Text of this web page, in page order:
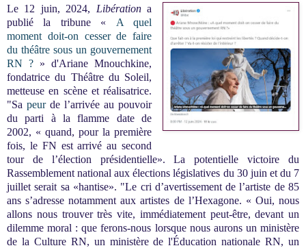
Le 12 juin, 2024, Libérationa
publié la tribune « A quel
moment doit-on cesser de faire
du théâtre sous un gouvernement
RN ? » d'Ariane Mnouchkine,
fondatrice du Théâtre du Soleil,
metteuse en scène et réalisatrice.
"Sa peurde l’arrivée au pouvoir
du parti à la flamme date de
2002, « quand, pour la première
fois, le FN est arrivé au second
tour de l’élection présidentielle». La potentielle victoire du
Rassemblement national aux élections législatives du 30 juin et du 7
juillet serait sa «hantise». "Le cri d’avertissement de l’artiste de 85
ans s’adresse notamment aux artistes de l’Hexagone. « Oui, nous
allons nous trouver très vite, immédiatement peut-être, devant un
dilemme moral : que ferons-nous lorsque nous aurons un ministère
de la Culture RN, un ministère de l'Éducation nationale RN, un